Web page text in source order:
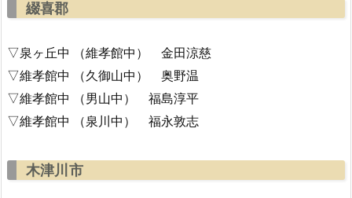
綴喜郡
▽泉ヶ丘中 （維孝館中） 金田涼慈
▽維孝館中 （久御山中） 奥野温
▽維孝館中 （男山中） 福島淳平
▽維孝館中 （泉川中） 福永敦志
木津川市